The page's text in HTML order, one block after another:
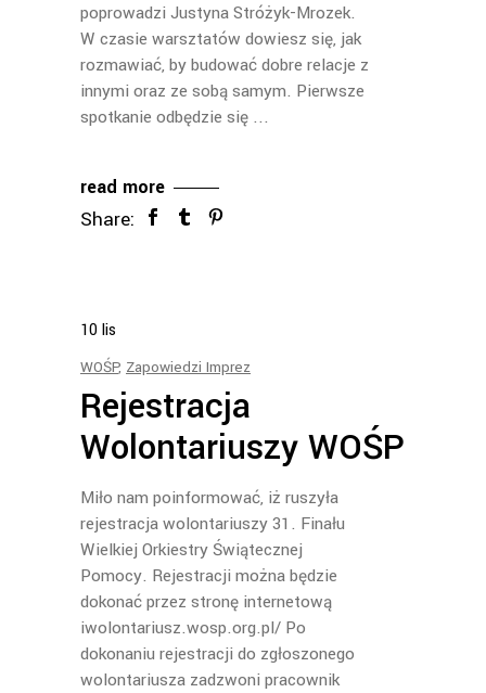
poprowadzi Justyna Stróżyk-Mrozek.
W czasie warsztatów dowiesz się, jak
rozmawiać, by budować dobre relacje z
innymi oraz ze sobą samym. Pierwsze
spotkanie odbędzie się
read more
Share:
10lis
WOŚP, Zapowiedzi Imprez
Rejestracja
Wolontariuszy WOŚP
Miło nam poinformować, iż ruszyła
rejestracja wolontariuszy 31. Finału
Wielkiej Orkiestry Świątecznej
Pomocy. Rejestracji można będzie
dokonać przez stronę internetową
iwolontariusz.wosp.org.pl/ Po
dokonaniu rejestracji do zgłoszonego
wolontariusza zadzwoni pracownik